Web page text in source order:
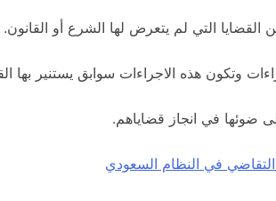
القضايا التي لم يتعرض لها الشرع أو القانون.
وتكون هذه الاجراءات سوابق يستنير بها
ضوئها في انجاز قضاياهم.
في النظام السعودي